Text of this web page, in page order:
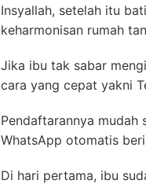
Insyallah, setelah itu
keharmonisan rumah
Jika ibu tak sabar
cara yang cepat yakni
Pendaftarannya
WhatsApp otomatis
Di hari pertama, ibu